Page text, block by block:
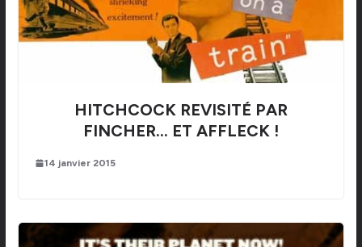
HITCHCOCK REVISITÉ PAR
FINCHER… ET AFFLECK !
14 janvier 2015